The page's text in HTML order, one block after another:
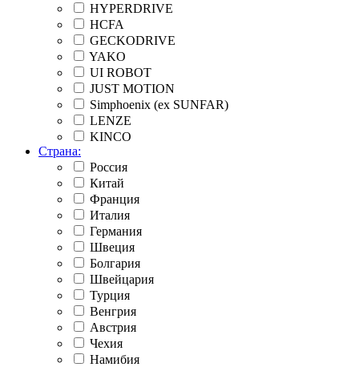
HYPERDRIVE
HCFA
GECKODRIVE
YAKO
UI ROBOT
JUST MOTION
Simphoenix (ex SUNFAR)
LENZE
KINCO
Страна:
Россия
Китай
Франция
Италия
Германия
Швеция
Болгария
Швейцария
Турция
Венгрия
Австрия
Чехия
Намибия